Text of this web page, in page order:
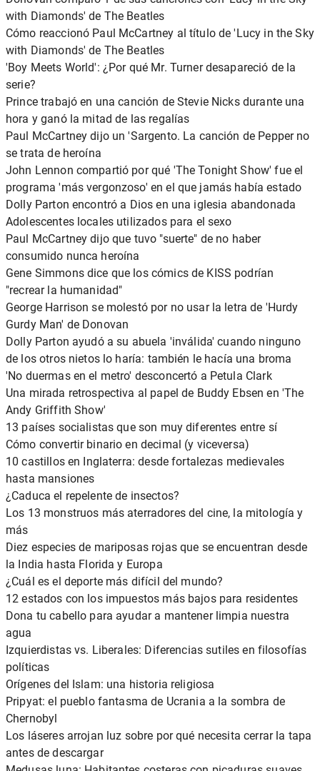
with Diamonds' de The Beatles
Cómo reaccionó Paul McCartney al título de 'Lucy in the Sky
with Diamonds' de The Beatles
'Boy Meets World': ¿Por qué Mr. Turner desapareció de la
serie?
Prince trabajó en una canción de Stevie Nicks durante una
hora y ganó la mitad de las regalías
Paul McCartney dijo un 'Sargento. La canción de Pepper no
se trata de heroína
John Lennon compartió por qué 'The Tonight Show' fue el
programa 'más vergonzoso' en el que jamás había estado
Dolly Parton encontró a Dios en una iglesia abandonada
Adolescentes locales utilizados para el sexo
Paul McCartney dijo que tuvo "suerte" de no haber
consumido nunca heroína
Gene Simmons dice que los cómics de KISS podrían
"recrear la humanidad"
George Harrison se molestó por no usar la letra de 'Hurdy
Gurdy Man' de Donovan
Dolly Parton ayudó a su abuela 'inválida' cuando ninguno
de los otros nietos lo haría: también le hacía una broma
'No duermas en el metro' desconcertó a Petula Clark
Una mirada retrospectiva al papel de Buddy Ebsen en 'The
Andy Griffith Show'
13 países socialistas que son muy diferentes entre sí
Cómo convertir binario en decimal (y viceversa)
10 castillos en Inglaterra: desde fortalezas medievales
hasta mansiones
¿Caduca el repelente de insectos?
Los 13 monstruos más aterradores del cine, la mitología y
más
Diez especies de mariposas rojas que se encuentran desde
la India hasta Florida y Europa
¿Cuál es el deporte más difícil del mundo?
12 estados con los impuestos más bajos para residentes
Dona tu cabello para ayudar a mantener limpia nuestra
agua
Izquierdistas vs. Liberales: Diferencias sutiles en filosofías
políticas
Orígenes del Islam: una historia religiosa
Pripyat: el pueblo fantasma de Ucrania a la sombra de
Chernobyl
Los láseres arrojan luz sobre por qué necesita cerrar la tapa
antes de descargar